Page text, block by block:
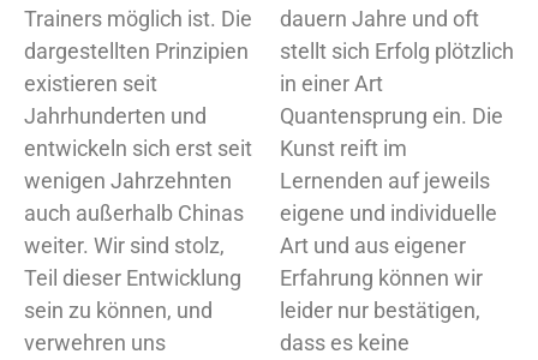
Trainers möglich ist. Die
dargestellten Prinzipien
existieren seit
Jahrhunderten und
entwickeln sich erst seit
wenigen Jahrzehnten
auch außerhalb Chinas
weiter. Wir sind stolz,
Teil dieser Entwicklung
sein zu können, und
verwehren uns
dauern Jahre und oft
stellt sich Erfolg plötzlich
in einer Art
Quantensprung ein. Die
Kunst reift im
Lernenden auf jeweils
eigene und individuelle
Art und aus eigener
Erfahrung können wir
leider nur bestätigen,
dass es keine